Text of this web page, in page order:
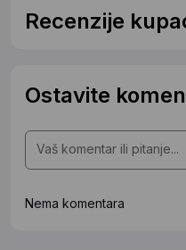
Recenzije
Ostavite
Nema komentara